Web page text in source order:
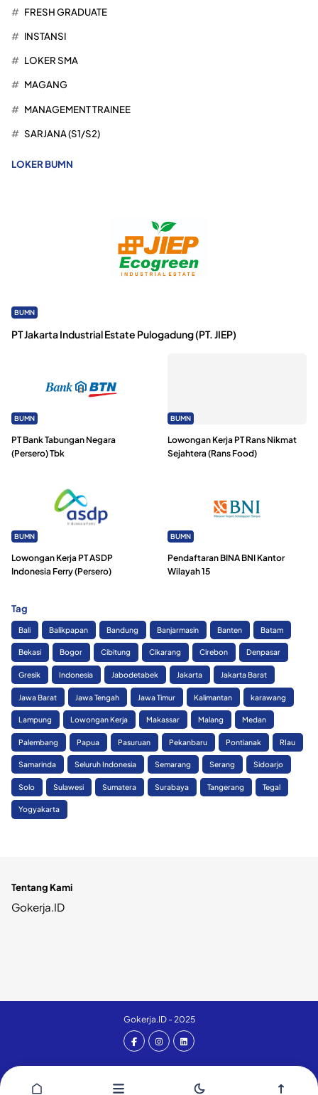
FRESH GRADUATE
INSTANSI
LOKER SMA
MAGANG
MANAGEMENT TRAINEE
SARJANA (S1/S2)
LOKER BUMN
BUMN
PT Jakarta Industrial Estate Pulogadung (PT. JIEP)
BUMN
PT Bank Tabungan Negara
(Persero) Tbk
BUMN
Lowongan Kerja PT Rans Nikmat
Sejahtera (Rans Food)
BUMN
Lowongan Kerja PT ASDP
Indonesia Ferry (Persero)
BUMN
Pendaftaran BINA BNI Kantor
Wilayah 15
Tag
Bali Balikpapan Bandung Banjarmasin Banten Batam
Bekasi Bogor Cibitung Cikarang Cirebon Denpasar
Gresik Indonesia Jabodetabek Jakarta Jakarta Barat
Jawa Barat Jawa Tengah Jawa Timur Kalimantan karawang
Lampung Lowongan Kerja Makassar Malang Medan
Palembang Papua Pasuruan Pekanbaru Pontianak RIau
Samarinda Seluruh Indonesia Semarang Serang Sidoarjo
Solo Sulawesi Sumatera Surabaya Tangerang Tegal
Yogyakarta
Tentang Kami
Gokerja.ID
Gokerja.ID - 2025